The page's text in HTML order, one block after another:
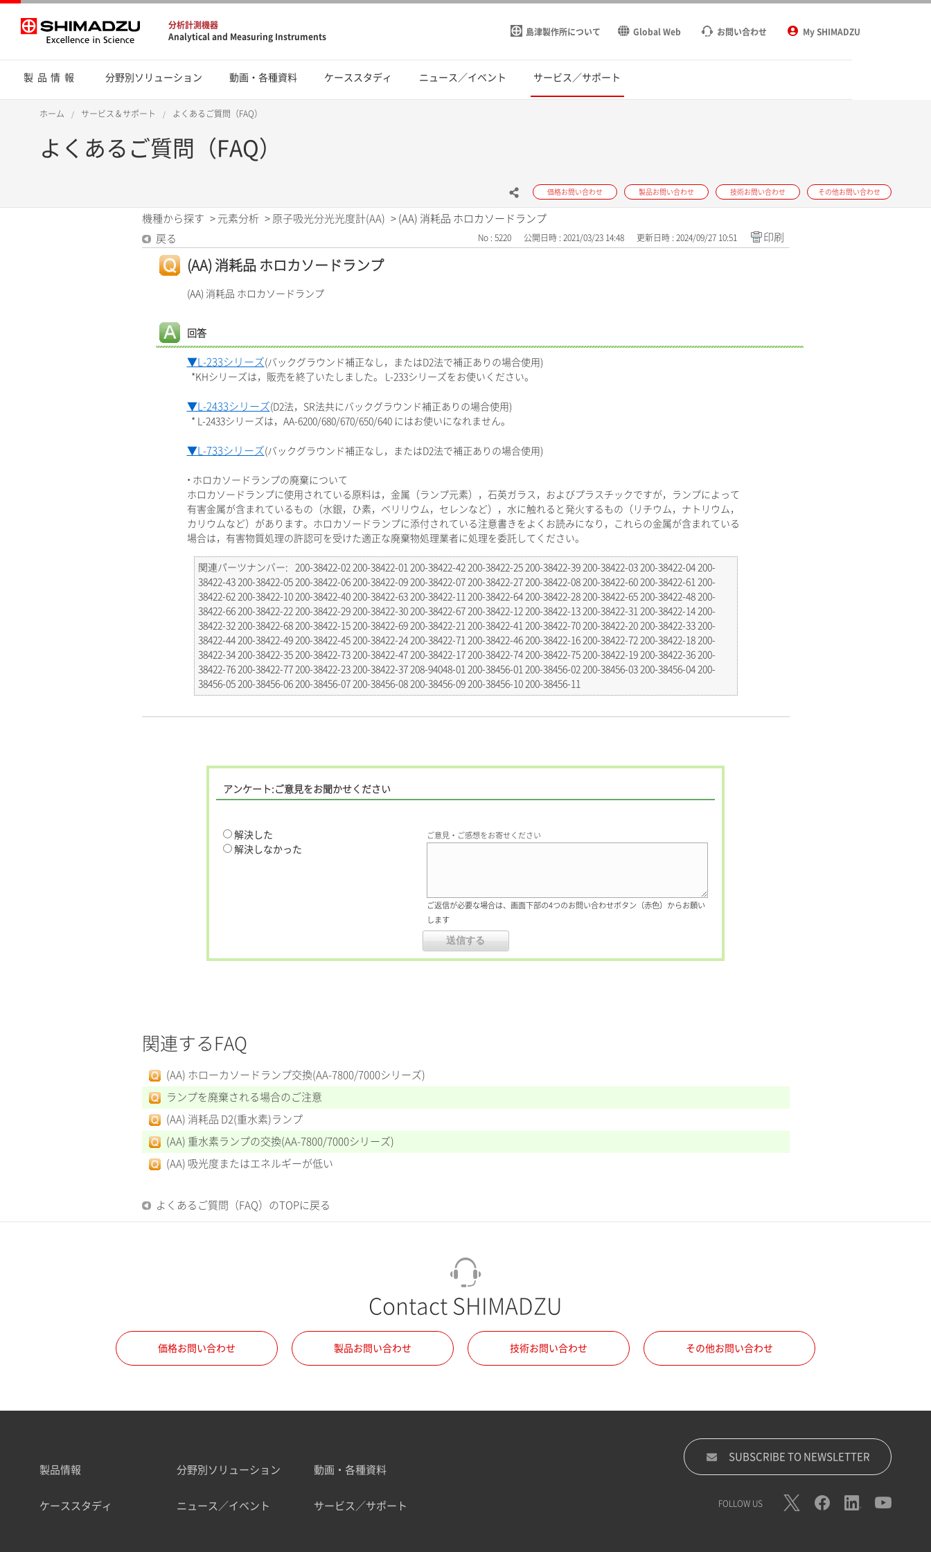
分析計測機器
Analytical and Measuring Instruments
島津製作所について Global Web お問い合わせ My SHIMADZU
製品情報 分野別ソリューション 動画・各種資料 ケーススタディ ニュース／イベント サービス／サポート
ホーム サービス＆サポート よくあるご質問（FAQ）
よくあるご質問（FAQ）
価格お問い合わせ 製品お問い合わせ 技術お問い合わせ その他お問い合わせ
機種から探す > 元素分析 > 原子吸光分光光度計(AA) > (AA) 消耗品 ホロカソードランプ
戻る
No : 5220 公開日時 : 2021/03/23 14:48 更新日時 : 2024/09/27 10:51 印刷
(AA) 消耗品 ホロカソードランプ
(AA) 消耗品 ホロカソードランプ
回答
▼L-233シリーズ(バックグラウンド補正なし，またはD2法で補正ありの場合使用)
*KHシリーズは，販売を終了いたしました。 L-233シリーズをお使いください。
▼L-2433シリーズ(D2法，SR法共にバックグラウンド補正ありの場合使用)
* L-2433シリーズは，AA-6200/680/670/650/640 にはお使いになれません。
▼L-733シリーズ(バックグラウンド補正なし，またはD2法で補正ありの場合使用)
• ホロカソードランプの廃棄について
ホロカソードランプに使用されている原料は，金属（ランプ元素），石英ガラス，およびプラスチックですが，ランプによって
有害金属が含まれているもの（水銀，ひ素，ベリリウム，セレンなど），水に触れると発火するもの（リチウム，ナトリウム，
カリウムなど）があります。ホロカソードランプに添付されている注意書きをよくお読みになり，これらの金属が含まれている
場合は，有害物質処理の許認可を受けた適正な廃棄物処理業者に処理を委託してください。
関連パーツナンバー
200-38422-02 200-38422-01 200-38422-42 200-38422-25 200-38422-39 200-38422-03 200-38422-04 200-
38422-43 200-38422-05 200-38422-06 200-38422-09 200-38422-07 200-38422-27 200-38422-08 200-38422-60 200-38422-61 200-
38422-62 200-38422-10 200-38422-40 200-38422-63 200-38422-11 200-38422-64 200-38422-28 200-38422-65 200-38422-48 200-
38422-66 200-38422-22 200-38422-29 200-38422-30 200-38422-67 200-38422-12 200-38422-13 200-38422-31 200-38422-14 200-
38422-32 200-38422-68 200-38422-15 200-38422-69 200-38422-21 200-38422-41 200-38422-70 200-38422-20 200-38422-33 200-
38422-44 200-38422-49 200-38422-45 200-38422-24 200-38422-71 200-38422-46 200-38422-16 200-38422-72 200-38422-18 200-
38422-34 200-38422-35 200-38422-73 200-38422-47 200-38422-17 200-38422-74 200-38422-75 200-38422-19 200-38422-36 200-
38422-76 200-38422-77 200-38422-23 200-38422-37 208-94048-01 200-38456-01 200-38456-02 200-38456-03 200-38456-04 200-
38456-05 200-38456-06 200-38456-07 200-38456-08 200-38456-09 200-38456-10 200-38456-11
アンケート:ご意見をお聞かせください
解決した
解決しなかった
ご意見・ご感想をお寄せください
ご返信が必要な場合は、画面下部の4つのお問い合わせボタン（赤色）からお願い
します
関連するFAQ
(AA) ホローカソードランプ交換(AA-7800/7000シリーズ)
ランプを廃棄される場合のご注意
(AA) 消耗品 D2(重水素)ランプ
(AA) 重水素ランプの交換(AA-7800/7000シリーズ)
(AA) 吸光度またはエネルギーが低い
よくあるご質問（FAQ）のTOPに戻る
Contact SHIMADZU
価格お問い合わせ 製品お問い合わせ 技術お問い合わせ その他お問い合わせ
製品情報 分野別ソリューション 動画・各種資料
ケーススタディ ニュース／イベント サービス／サポート
SUBSCRIBE TO NEWSLETTER
FOLLOW US